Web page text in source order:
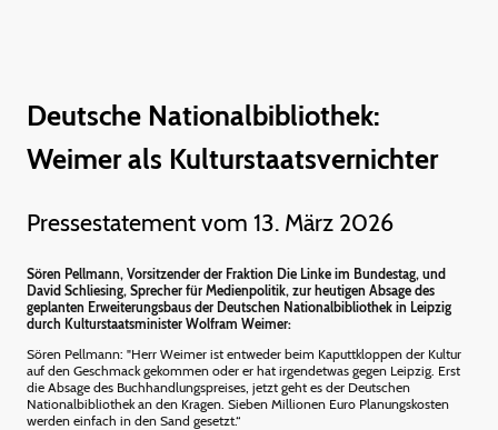
Deutsche Nationalbibliothek:
Weimer als Kulturstaatsvernichter
Pressestatement vom 13. März 2026
Sören Pellmann, Vorsitzender der Fraktion Die Linke im Bundestag, und
David Schliesing, Sprecher für Medienpolitik, zur heutigen Absage des
geplanten Erweiterungsbaus der Deutschen Nationalbibliothek in Leipzig
durch Kulturstaatsminister Wolfram Weimer:
Sören Pellmann: "Herr Weimer ist entweder beim Kaputtkloppen der Kultur
auf den Geschmack gekommen oder er hat irgendetwas gegen Leipzig. Erst
die Absage des Buchhandlungspreises, jetzt geht es der Deutschen
Nationalbibliothek an den Kragen. Sieben Millionen Euro Planungskosten
werden einfach in den Sand gesetzt.“